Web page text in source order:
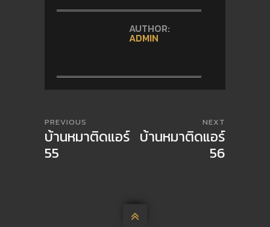
AUTHOR:
ADMIN
PREVIOUS
บ้านหมาติดแอร์
55
NEXT
บ้านหมาติดแอร์
56
